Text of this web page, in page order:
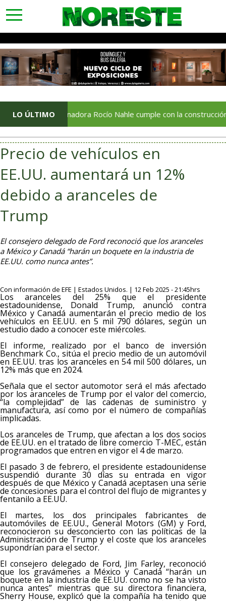
toggle
navigation
LO ÚLTIMO
Gobernadora Rocío Nahle cumple con la construcción del
Precio de vehículos en
EE.UU. aumentará un 12%
debido a aranceles de
Trump
El consejero delegado de Ford reconoció que los aranceles
a México y Canadá “harán un boquete en la industria de
EE.UU. como nunca antes”.
Con información de EFE | Estados Unidos. | 12 Feb 2025 - 21:45hrs
Los aranceles del 25% que el presidente
estadounidense, Donald Trump, anunció contra
México y Canadá aumentarán el precio medio de los
vehículos en EE.UU. en 5 mil 790 dólares, según un
estudio dado a conocer este miércoles.
El informe, realizado por el banco de inversión
Benchmark Co., sitúa el precio medio de un automóvil
en EE.UU. tras los aranceles en 54 mil 500 dólares, un
12% más que en 2024.
Señala que el sector automotor será el más afectado
por los aranceles de Trump por el valor del comercio,
“la complejidad” de las cadenas de suministro y
manufactura, así como por el número de compañías
implicadas.
Los aranceles de Trump, que afectan a los dos socios
de EE.UU. en el tratado de libre comercio T-MEC, están
programados que entren en vigor el 4 de marzo.
El pasado 3 de febrero, el presidente estadounidense
suspendió durante 30 días su entrada en vigor
después de que México y Canadá aceptasen una serie
de concesiones para el control del flujo de migrantes y
fentanilo a EE.UU.
El martes, los dos principales fabricantes de
automóviles de EE.UU., General Motors (GM) y Ford,
reconocieron su desconcierto con las políticas de la
Administración de Trump y el coste que los aranceles
supondrían para el sector.
El consejero delegado de Ford, Jim Farley, reconoció
que los gravámenes a México y Canadá “harán un
boquete en la industria de EE.UU. como no se ha visto
nunca antes” mientras que su directora financiera,
Sherry House, explicó que la compañía ha tenido que